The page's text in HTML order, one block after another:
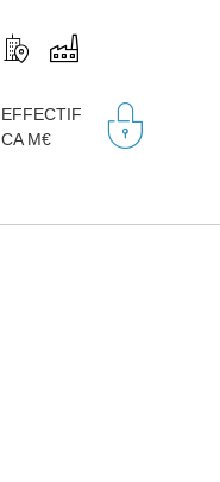
EFFECTIF
CA M€